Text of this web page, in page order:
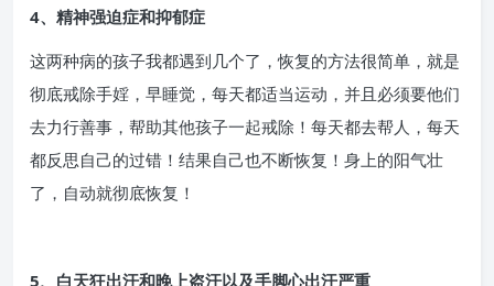
4、精神强迫症和抑郁症
这两种病的孩子我都遇到几个了，恢复的方法很简单，就是
彻底戒除手婬，早睡觉，每天都适当运动，并且必须要他们
去力行善事，帮助其他孩子一起戒除！每天都去帮人，每天
都反思自己的过错！结果自己也不断恢复！身上的阳气壮
了，自动就彻底恢复！
5、白天狂出汗和晚上盗汗以及手脚心出汗严重